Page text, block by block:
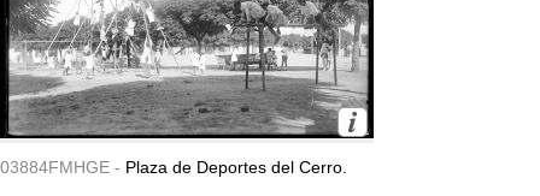
03884FMHGE - Plaza de Deportes del Cerro.